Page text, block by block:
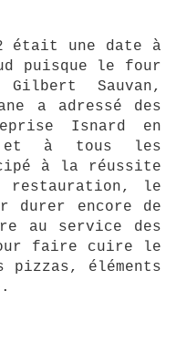
était une date à
puisque le four
Sauvan,
a adressé des
Isnard en
et à tous les
à la réussite
restauration, le
durer encore de
au service des
faire cuire le
pizzas, éléments